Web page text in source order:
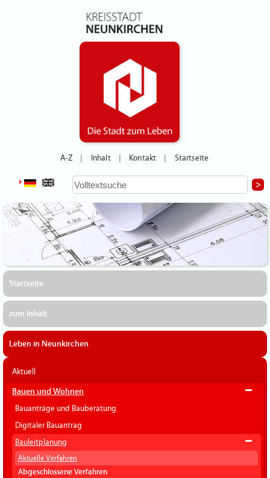
A-Z Inhalt Kontakt Startseite
Startseite
zum Inhalt
Leben in Neunkirchen
Aktuell
Bauen und Wohnen
Bauanträge und Bauberatung
Digitaler Bauantrag
Bauleitplanung
Aktuelle Verfahren
Abgeschlossene Verfahren